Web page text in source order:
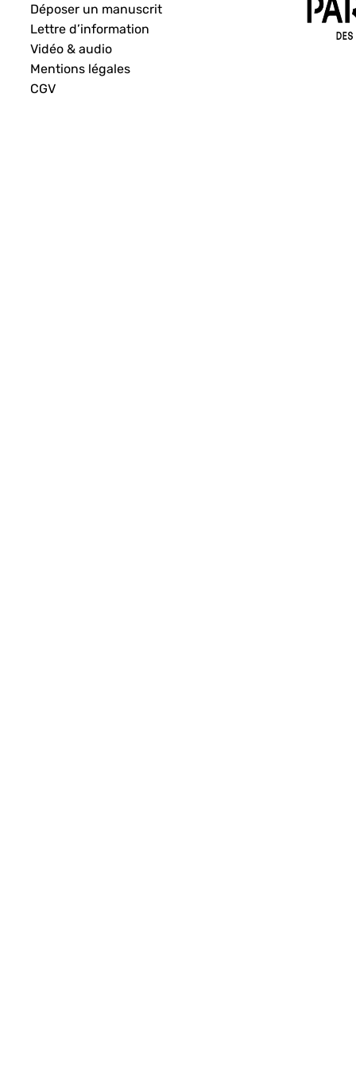
Déposer un manuscrit
Lettre d’information
Vidéo & audio
Mentions légales
CGV